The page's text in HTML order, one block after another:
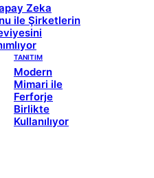
Zeka
ile Şirketlerin
TANITIM
Modern
Mimari ile
Ferforje
Birlikte
Kullanılıyor